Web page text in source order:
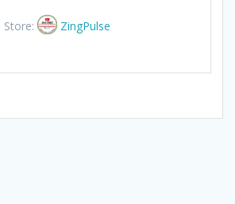
Store: ZingPulse